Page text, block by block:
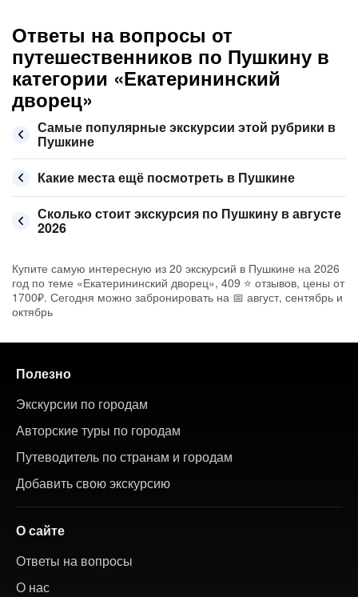
Ответы на вопросы от
путешественников по Пушкину в
категории «Екатерининский
дворец»
Самые популярные экскурсии этой рубрики в
Пушкине
Какие места ещё посмотреть в Пушкине
Сколько стоит экскурсия по Пушкину в августе
2026
Купите самую интересную из 20 экскурсий в Пушкине на 2026
год по теме «Екатерининский дворец», 409 ⭐ отзывов, цены от
1700₽. Сегодня можно забронировать на 📅 август, сентябрь и
октябрь
Полезно
Экскурсии по городам
Авторские туры по городам
Путеводитель по странам и городам
Добавить свою экскурсию
О сайте
Ответы на вопросы
О нас